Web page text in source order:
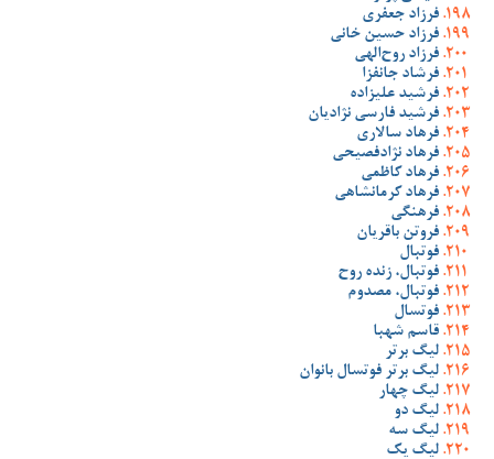
فرزاد جعفری
فرزاد حسین خانی
فرزاد روح‌الهی
فرشاد جانفزا
فرشید علیزاده
فرشید فارسی نژادیان
فرهاد سالاری
فرهاد نژادفصیحی
فرهاد کاظمی
فرهاد کرمانشاهی
فرهنگی
فروتن باقریان
فوتبال
فوتبال، زنده روح
فوتبال، مصدوم
فوتسال
قاسم شهبا
لیگ برتر
لیگ برتر فوتسال بانوان
لیگ چهار
لیگ دو
لیگ سه
لیگ یک